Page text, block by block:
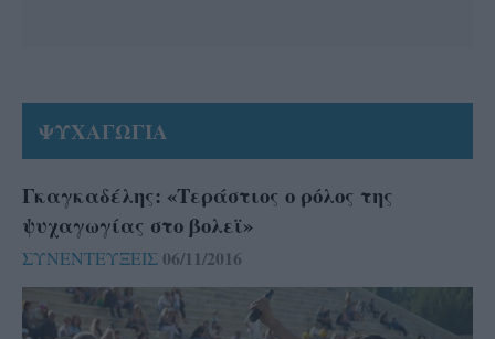
ΨΥΧΑΓΩΓΙΑ
Γκαγκαδέλης: «Τεράστιος ο ρόλος της
ψυχαγωγίας στο βολεϊ»
ΣΥΝΕΝΤΕΥΞΕΙΣ 06/11/2016